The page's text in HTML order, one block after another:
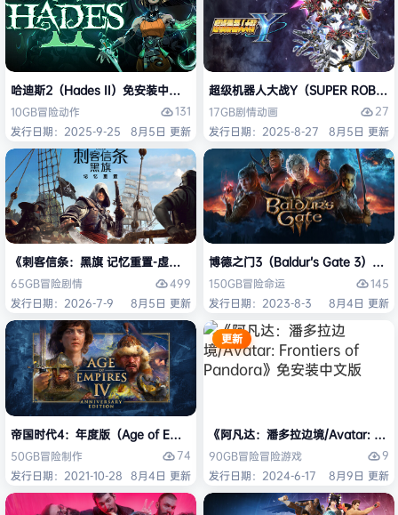
哈迪斯2（Hades II）免安装中文版
10GB冒险动作
131
发行日期：2025-9-25
8月5日 更新
超级机器人大战Y（SUPER
17GB剧情动画
27
发行日期：2025-8-27
8月5日 更新
《刺客信条：黑旗 记忆重置-虚拟机版/Assassin’s Creed Black Flag
65GB冒险剧情
499
发行日期：2026-7-9
8月5日 更新
博德之门3（Baldur’s Gate 3）免安
150GB冒险命运
145
发行日期：2023-8-3
8月4日 更新
帝国时代4：年度版（Age of Empires IV: Anniversary Edition）免安装
50GB冒险制作
74
发行日期：2021-10-28 8月4日 更新
更新
《阿凡达：潘多拉边境/Avatar:
90GB冒险冒险游戏
9
发行日期：2024-6-17
8月9日 更新